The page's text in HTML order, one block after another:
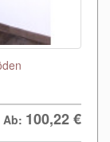
Ab: 100,22€